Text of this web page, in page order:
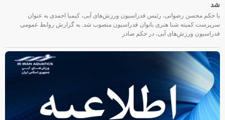
شد
با حکم محسن رضوانی، رئیس فدراسیون ورزش‌های آبی، کیمیا احمدی به عنوان
سرپرست کمیته شنا هنری بانوان فدراسیون منصوب شد. به گزارش روابط عمومی
فدراسیون ورزش‌های آبی، در حکم صادر